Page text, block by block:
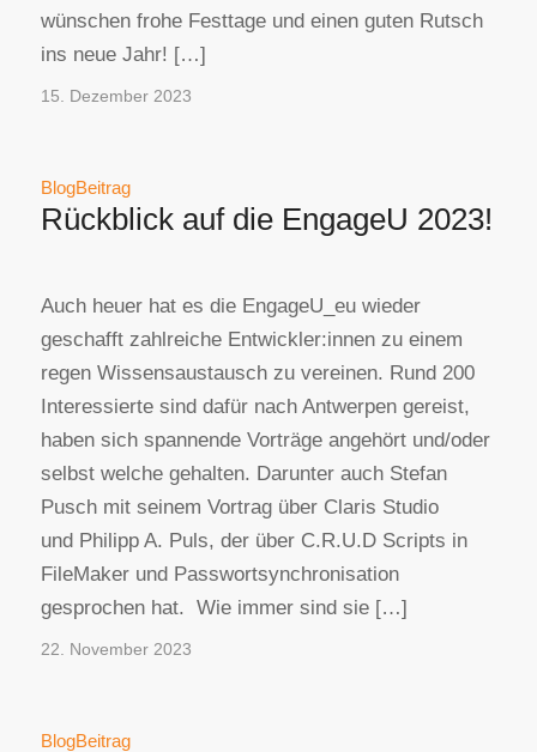
wünschen frohe Festtage und einen guten Rutsch
ins neue Jahr! […]
15. Dezember 2023
BlogBeitrag
Rückblick auf die EngageU 2023!
Auch heuer hat es die EngageU_eu wieder
geschafft zahlreiche Entwickler:innen zu einem
regen Wissensaustausch zu vereinen. Rund 200
Interessierte sind dafür nach Antwerpen gereist,
haben sich spannende Vorträge angehört und/oder
selbst welche gehalten. Darunter auch Stefan
Pusch mit seinem Vortrag über Claris Studio
und Philipp A. Puls, der über C.R.U.D Scripts in
FileMaker und Passwortsynchronisation
gesprochen hat. Wie immer sind sie […]
22. November 2023
BlogBeitrag